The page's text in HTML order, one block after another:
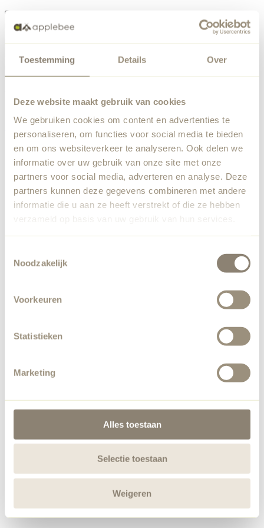
Toestemming Details Over
Deze website maakt gebruik van cookies
We gebruiken cookies om content en advertenties te
personaliseren, om functies voor social media te bieden
en om ons websiteverkeer te analyseren. Ook delen we
informatie over uw gebruik van onze site met onze
partners voor social media, adverteren en analyse. Deze
partners kunnen deze gegevens combineren met andere
informatie die u aan ze heeft verstrekt of die ze hebben
verzameld op basis van uw gebruik van hun services.
Noodzakelijk
Voorkeuren
Statistieken
Marketing
Alles toestaan
Selectie toestaan
Weigeren
Something went wrong
been notified.
Back to home